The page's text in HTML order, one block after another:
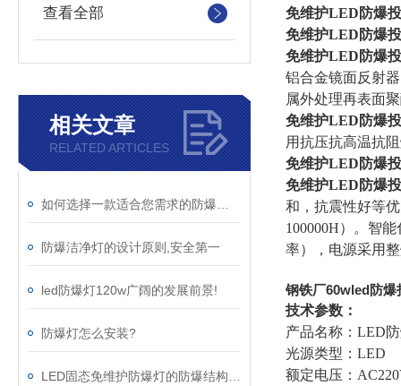
查看全部
相关文章
RELATED ARTICLES
防爆洁净灯的设计原则,安全第一
led防爆灯120w广阔的发展前景!
防爆灯怎么安装?
免维护LED 防爆
免维护LED 防爆
免维护LED 防爆
铝合金镜面反射
属外处理再表面
免维护LED 防爆
用抗压抗高温抗
免维护LED 防爆
免维护LED 防爆
和，抗震性好等
100000H）。智
率），电源采用
钢铁厂60wled防爆
技术参数：
产品名称：LED
光源类型：LED
额定电压：